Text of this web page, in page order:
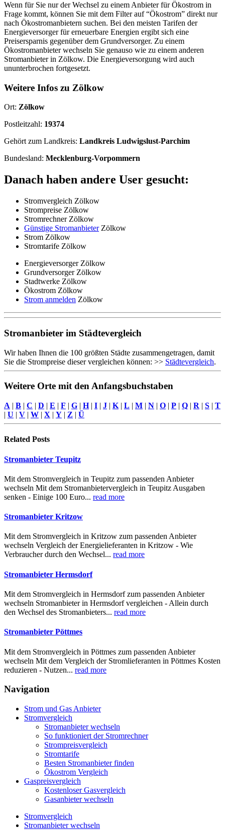
Wenn für Sie nur der Wechsel zu einem Anbieter für Ökostrom in
Frage kommt, können Sie mit dem Filter auf “Ökostrom” direkt nur
nach Ökostromanbietern suchen. Bei den meisten Tarifen der
Energieversorger für erneuerbare Energien ergibt sich eine
Preisersparnis gegenüber dem Grundversorger. Zu einem
Ökostromanbieter wechseln Sie genauso wie zu einem anderen
Stromanbieter in Zölkow. Die Energieversorgung wird auch
ununterbrochen fortgesetzt.
Weitere Infos zu Zölkow
Ort: Zölkow
Postleitzahl: 19374
Gehört zum Landkreis: Landkreis Ludwigslust-Parchim
Bundesland: Mecklenburg-Vorpommern
Danach haben andere User gesucht:
Stromvergleich Zölkow
Strompreise Zölkow
Stromrechner Zölkow
Günstige StromanbieterZölkow
Strom Zölkow
Stromtarife Zölkow
Energieversorger Zölkow
Grundversorger Zölkow
Stadtwerke Zölkow
Ökostrom Zölkow
Strom anmelden Zölkow
Stromanbieter im Städtevergleich
Wir haben Ihnen die 100 größten Städte zusammengetragen, damit
Sie die Strompreise dieser vergleichen können: >> Städtevergleich.
Weitere Orte mit den Anfangsbuchstaben
A | B | C | D | E | F | G | H| I | J | K | L | M | N | O | P | Q | R | S | T
| U | V | W | X | Y | Z | Ü
Related Posts
Stromanbieter Teupitz
Mit dem Stromvergleich in Teupitz zum passenden Anbieter
wechseln Mit dem Stromanbietervergleich in Teupitz Ausgaben
senken - Einige 100 Euro... read more
Stromanbieter Kritzow
Mit dem Stromvergleich in Kritzow zum passenden Anbieter
wechseln Vergleich der Energielieferanten in Kritzow - Wie
Verbraucher durch den Wechsel... read more
Stromanbieter Hermsdorf
Mit dem Stromvergleich in Hermsdorf zum passenden Anbieter
wechseln Stromanbieter in Hermsdorf vergleichen - Allein durch
den Wechsel des Stromanbieters... read more
Stromanbieter Pöttmes
Mit dem Stromvergleich in Pöttmes zum passenden Anbieter
wechseln Mit dem Vergleich der Stromlieferanten in Pöttmes Kosten
reduzieren - Nutzen... read more
Navigation
Strom und Gas Anbieter
Stromvergleich
Stromanbieter wechseln
So funktioniert der Stromrechner
Strompreisvergleich
Stromtarife
Besten Stromanbieter finden
Ökostrom Vergleich
Gaspreisvergleich
Kostenloser Gasvergleich
Gasanbieter wechseln
Stromvergleich
Stromanbieter wechseln